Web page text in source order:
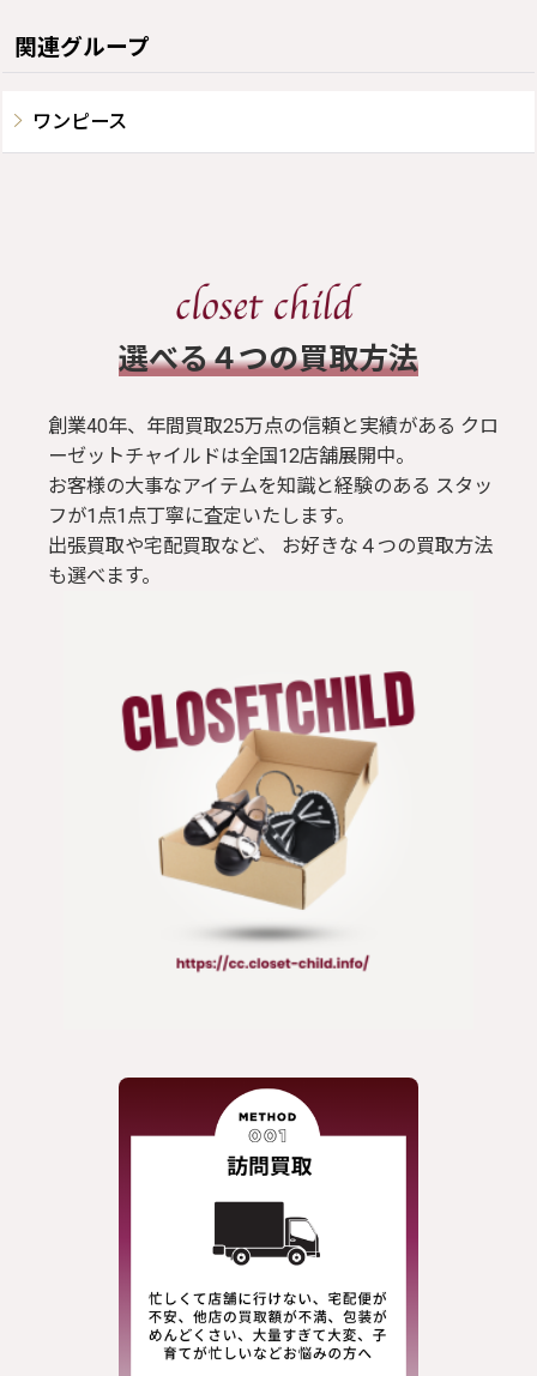
関連グループ
ワンピース
​選べる４つの買取方法
創業40年、年間買取25万点の信頼と実績がある クロ
ーゼットチャイルドは全国12店舗展開中。
お客様の大事なアイテムを知識と経験のある スタッ
フが1点1点丁寧に査定いたします。
出張買取や宅配買取など、 お好きな４つの買取方法
も選べます。